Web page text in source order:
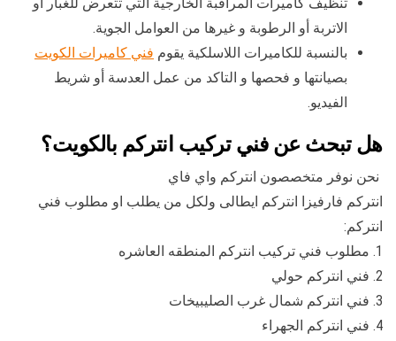
الاتربة أو الرطوبة و غيرها من العوامل الجوية.
بالنسبة للكاميرات اللاسلكية يقوم فني كاميرات الكويت
بصيانتها و فحصها و التاكد من عمل العدسة أو شريط
الفيديو.
هل تبحث عن فني تركيب انتركم بالكويت؟
نحن نوفر متخصصون انتركم واي فاي
انتركم فارفيزا انتركم ايطالى ولكل من يطلب او مطلوب فني
انتركم:
1. مطلوب فني تركيب انتركم المنطقه العاشره
2. فني انتركم حولي
3. فني انتركم شمال غرب الصليبيخات
4. فني انتركم الجهراء